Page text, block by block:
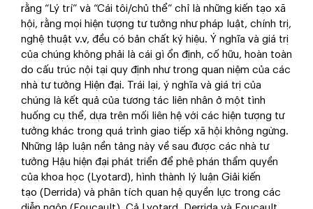
rằng “Lý trí” và “Cái tôi/chủ thể” chỉ là những kiến tạo xã
hội, rằng mọi hiện tượng tư tưởng như pháp luật, chính trị,
nghệ thuật v.v, đều có bản chất ký hiệu. Ý nghĩa và giá trị
của chúng không phải là cái gì ổn định, cố hữu, hoàn toàn
do cấu trúc nội tại quy định như trong quan niệm của các
nhà tư tưởng Hiện đại. Trái lại, ý nghĩa và giá trị của
chúng là kết quả của tương tác liên nhân ở một tình
huống cụ thể, dựa trên mối liên hệ với các hiện tượng tư
tưởng khác trong quá trình giao tiếp xã hội không ngừng.
Những lập luận nền tảng này về sau được các nhà tư
tưởng Hậu hiện đại phát triển để phê phán thẩm quyền
của khoa học (Lyotard), hình thành lý luận Giải kiến
tạo (Derrida) và phân tích quan hệ quyền lực trong các